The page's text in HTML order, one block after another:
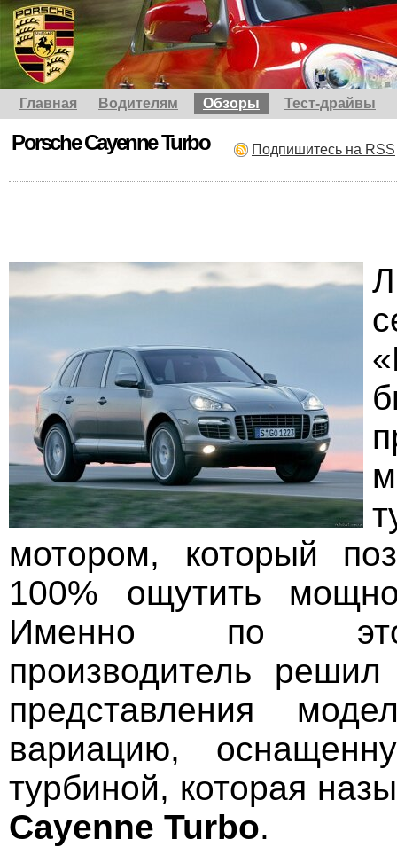
Главная Водителям Обзоры Тест-драйвы
Porsche Cayenne Turbo Подпишитесь на RSS
мотором, который
100% ощутить
Именно по
производитель
представления
вариацию,
турбиной, которая
Cayenne Turbo.